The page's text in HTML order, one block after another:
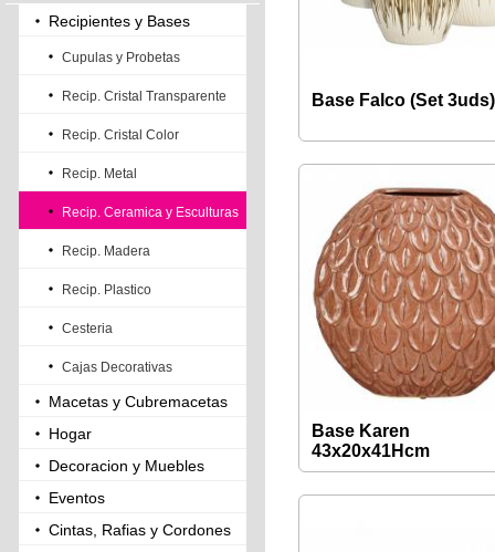
Recipientes y Bases
Cupulas y Probetas
Recip. Cristal Transparente
Recip. Cristal Color
Recip. Metal
Recip. Ceramica y Esculturas
Recip. Madera
Recip. Plastico
Cesteria
Cajas Decorativas
Macetas y Cubremacetas
Hogar
Decoracion y Muebles
Eventos
Cintas, Rafias y Cordones
Base Falco (Set 3uds)
Base Karen
43x20x41Hcm